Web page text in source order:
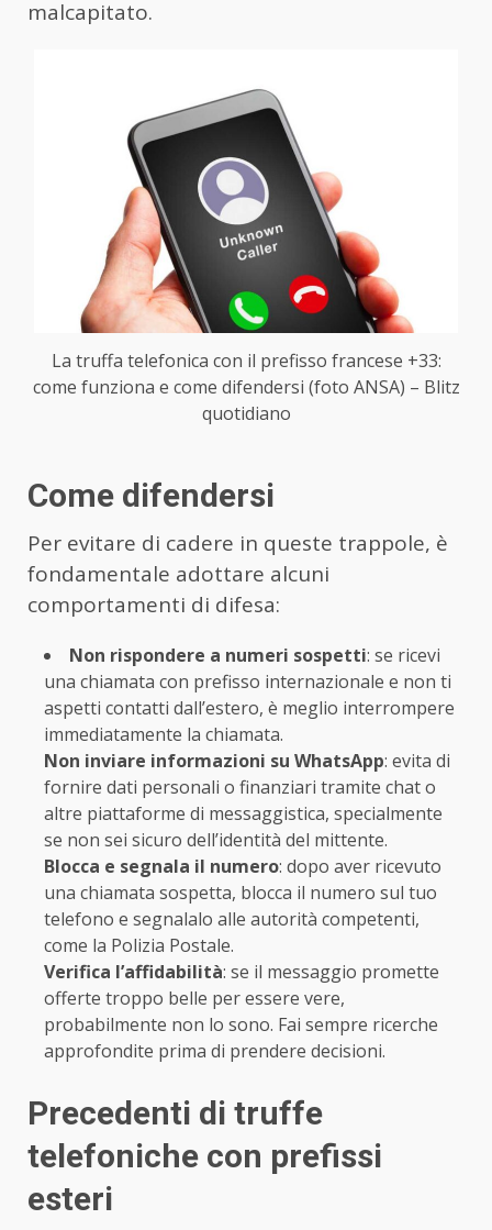
malcapitato.
La truffa telefonica con il prefisso francese +33:
come funziona e come difendersi (foto ANSA) – Blitz
quotidiano
Come difendersi
Per evitare di cadere in queste trappole, è
fondamentale adottare alcuni
comportamenti di difesa:
Non rispondere a numeri sospetti: se ricevi
una chiamata con prefisso internazionale e non ti
aspetti contatti dall’estero, è meglio interrompere
immediatamente la chiamata.
Non inviare informazioni su WhatsApp: evita di
fornire dati personali o finanziari tramite chat o
altre piattaforme di messaggistica, specialmente
se non sei sicuro dell’identità del mittente.
Blocca e segnala il numero: dopo aver ricevuto
una chiamata sospetta, blocca il numero sul tuo
telefono e segnalalo alle autorità competenti,
come la Polizia Postale.
Verifica l’affidabilità: se il messaggio promette
offerte troppo belle per essere vere,
probabilmente non lo sono. Fai sempre ricerche
approfondite prima di prendere decisioni.
Precedenti di truffe
telefoniche con prefissi
esteri